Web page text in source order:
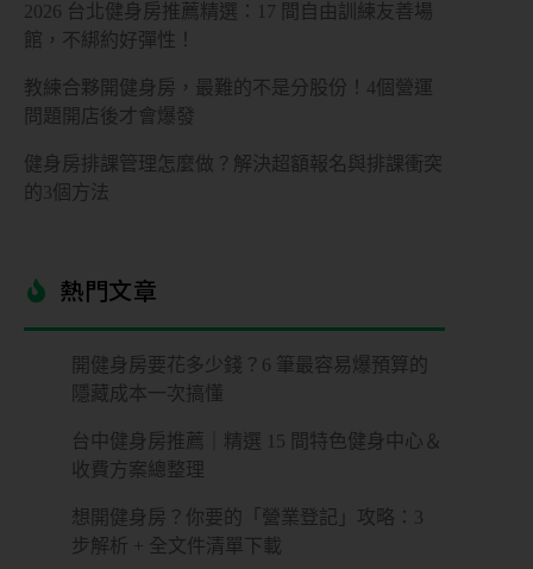
2026 台北健身房推薦精選：17 間自由訓練友善場
館，不綁約好彈性！
教練合夥開健身房，最難的不是分股份！4個營運
問題開店後才會爆發
健身房排課管理怎麼做？解決超額報名與排課衝突
的3個方法
熱門文章​
開健身房要花多少錢？6 筆最容易爆預算的
隱藏成本一次搞懂
台中健身房推薦｜精選 15 間特色健身中心＆
收費方案總整理
想開健身房？你要的「營業登記」攻略：3
步解析 + 全文件清單下載
會
出
控
流
系
免
費